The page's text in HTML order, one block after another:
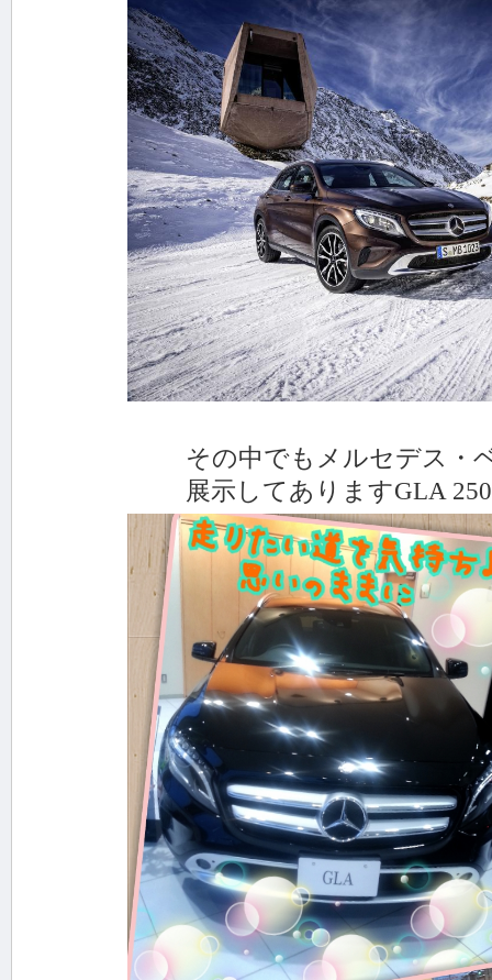
その中でもメルセデス・ベン
展示してありますGLA 250